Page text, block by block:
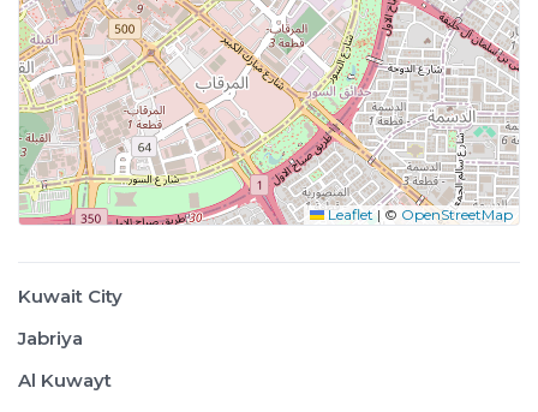
Leaflet | © OpenStreetMap
Kuwait City
Jabriya
Al Kuwayt